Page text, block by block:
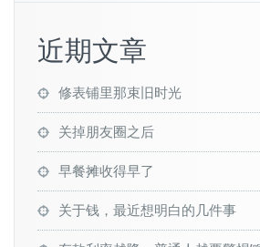
近期文章
修表铺里那束旧时光
关掉朋友圈之后
早餐摊收得早了
关于钱，最近想明白的几件事